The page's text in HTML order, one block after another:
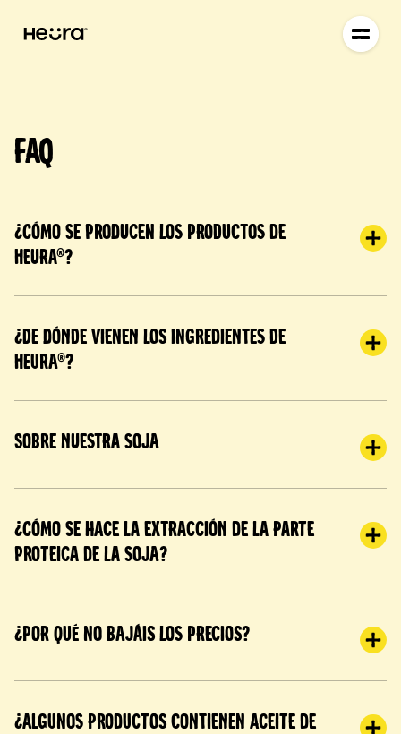
FAQ
¿Cómo se producen los productos de
Heura®?
¿De dónde vienen los ingredientes de
Heura®?
Sobre nuestra soja
¿Cómo se hace la extracción de la parte
proteica de la soja?
¿Por qué no bajáis los precios?
¿Algunos productos contienen aceite de